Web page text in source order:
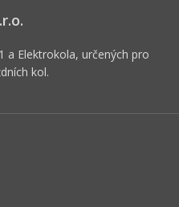
a Elektrokola, určených pro
kol.